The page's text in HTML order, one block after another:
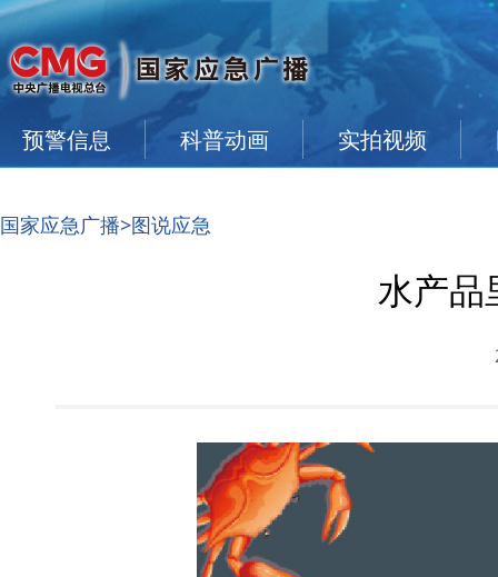
预警信息 科普动画 实拍视频
国家应急广播>图说应急
水产品